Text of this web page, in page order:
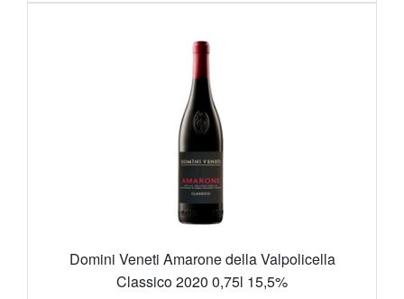
Domini Veneti Amarone della Valpolicella
Classico 2020 0,75l 15,5%